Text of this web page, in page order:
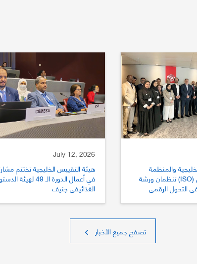
والمنظمة
الدولية للتقييس (ISO) تنظمان ورشة
التحول الرقمي
July 12, 2026
هيئة التقييس الخليجية تختتم
في أعمال الدورة الـ 49 لهيئة
الغذائيفي جنيف
تصفح جميع الأخبار